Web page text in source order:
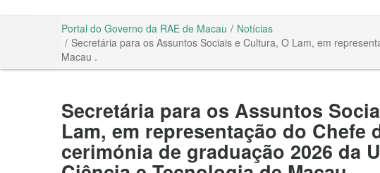
Portal do Governo da RAE de Macau
Notícias
Secretária para os Assuntos Sociais e Cultura, O Lam, em
Macau .
Secretária para os Assuntos
Lam, em representação do Chefe
cerimónia de graduação 2026 da